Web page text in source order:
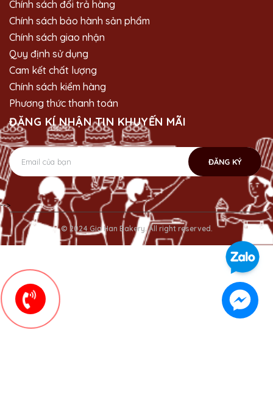
Chính sách đổi trả hàng
Chính sách bảo hành sản phẩm
Chính sách giao nhận
Quy định sử dụng
Cam kết chất lượng
Chính sách kiểm hàng
Phương thức thanh toán
ĐĂNG KÍ NHẬN TIN KHUYẾN MÃI
ĐĂNG KÝ
-->
© 2024 Gia Han Bakery. All right reserved.